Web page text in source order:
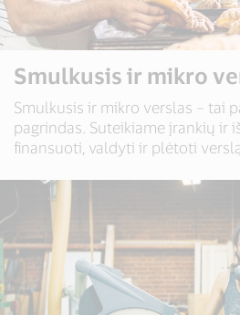
Smulkusis ir mikro
Smulkusis ir mikro verslas – tai
pagrindas. Suteikiame įrankių ir
finansuoti, valdyti ir plėtoti verslą.